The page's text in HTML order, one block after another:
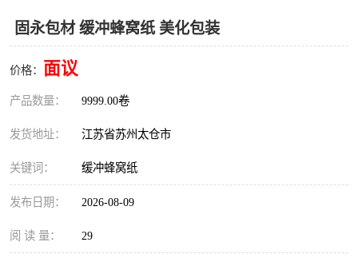
固永包材 缓冲蜂窝纸 美化包装
价格： 面议
产品数量： 9999.00卷
发货地址： 江苏省苏州太仓市
关键词： 缓冲蜂窝纸
发布日期： 2026-08-09
阅 读 量： 29